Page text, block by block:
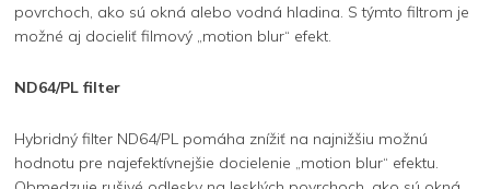
povrchoch, ako sú okná alebo vodná hladina. S týmto filtrom je
možné aj docieliť filmový „motion blur“ efekt.
ND64/PL filter
Hybridný filter ND64/PL pomáha znížiť na najnižšiu možnú
hodnotu pre najefektívnejšie docielenie „motion blur“ efektu.